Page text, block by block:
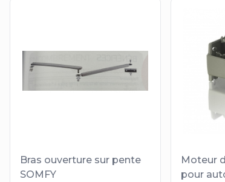
Bras ouverture sur pente
SOMFY
Moteur
pour